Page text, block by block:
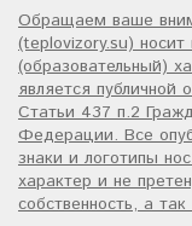
Обращаем ваше
(teplovizory.su)
(образовательный)
является
Статьи 437 п.2
Федерации. Все
знаки и логотипы
характер и не
собственность, а